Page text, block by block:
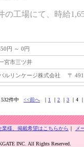
の工場にて、時給
円 ～ 0円
宮市三ツ井
ルリンケージ株式会社 〒
532件中 <<前へ ｜ 1 ｜ 2 ｜ 3 ｜4
業様、掲載希望はこちらから ｜
メ
INC. All Rights Reserved.